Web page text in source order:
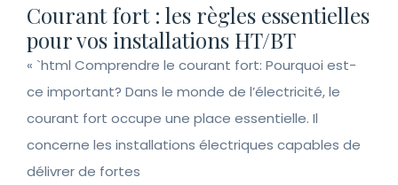
Courant fort : les règles essentielles
pour vos installations HT/BT
« `html Comprendre le courant fort: Pourquoi est-
ce important? Dans le monde de l’électricité, le
courant fort occupe une place essentielle. Il
concerne les installations électriques capables de
délivrer de fortes